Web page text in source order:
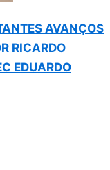
AVANÇOS
RICARDO
EDUARDO